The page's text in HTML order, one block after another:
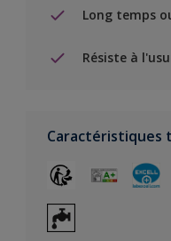
Long temps
Résiste à
Caractéristiques